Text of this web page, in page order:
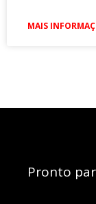
MAIS
Pronto